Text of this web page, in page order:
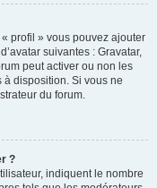
profil » vous pouvez ajouter
suivantes : Gravatar,
peut activer ou non les
disposition. Si vous ne
du forum.
?
indiquent le nombre